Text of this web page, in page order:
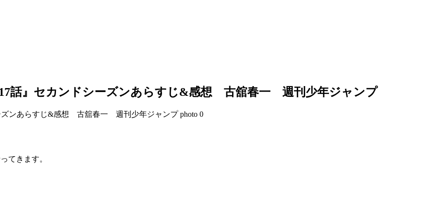
話』セカンドシーズンあらすじ&感想 古舘春一 週刊少年ジャンプ
てきます。